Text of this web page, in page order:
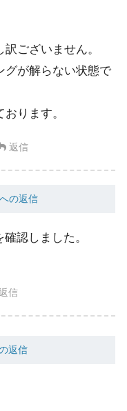
ございません。
グが解らない状態で
ります。
返信
の返信
認しました。
信
返信